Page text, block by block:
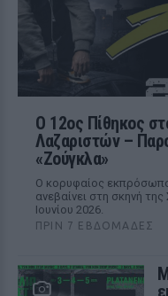
Ο 12ος Πίθηκος
Λαζαριστών –
«Ζούγκλα»
Ο κορυφαίος
ανεβαίνει στη σκηνή
Ιουνίου 2026.
ΠΡΙΝ 7 ΕΒΔΟΜΆΔΕΣ